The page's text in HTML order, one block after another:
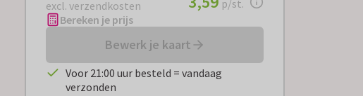
excl. verzendkosten
p/st.
Bereken je prijs
Bewerk je kaart
Voor 21:00 uur besteld = vandaag
verzonden